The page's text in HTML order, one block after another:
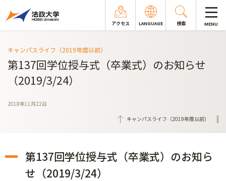
アクセス LANGUAGE 検索 MENU
キャンパスライフ（2019年度以前）
第137回学位授与式（卒業式）のお知らせ
（2019/3/24）
2018年11月22日
キャンパスライフ（2019年度以前）
第137回学位授与式（卒業式）のお知ら
せ（2019/3/24）